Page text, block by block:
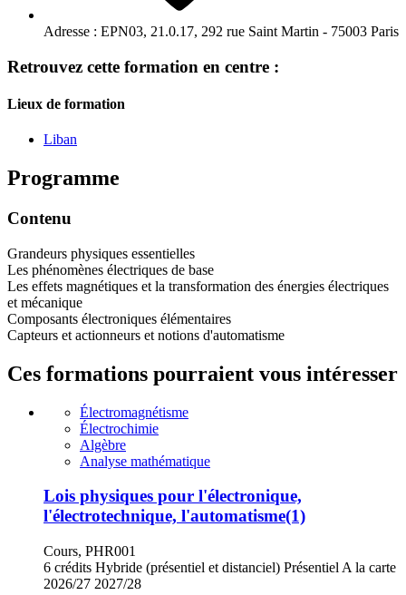
Adresse : EPN03, 21.0.17, 292 rue Saint Martin - 75003 Paris
Retrouvez cette formation en centre :
Lieux de formation
Liban
Programme
Contenu
Grandeurs physiques essentielles
Les phénomènes électriques de base
Les effets magnétiques et la transformation des énergies électriques
et mécanique
Composants électroniques élémentaires
Capteurs et actionneurs et notions d'automatisme
Ces formations pourraient vous intéresser
Électromagnétisme
Électrochimie
Algèbre
Analyse mathématique
Lois physiques pour l'électronique,
l'électrotechnique, l'automatisme(1)
Cours, PHR001
6 crédits Hybride (présentiel et distanciel) Présentiel A la carte
2026/27 2027/28